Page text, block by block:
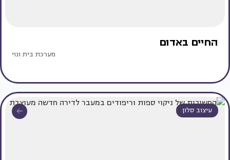
החיים באדום
מערכת בית ונוי
עיצוב סלון